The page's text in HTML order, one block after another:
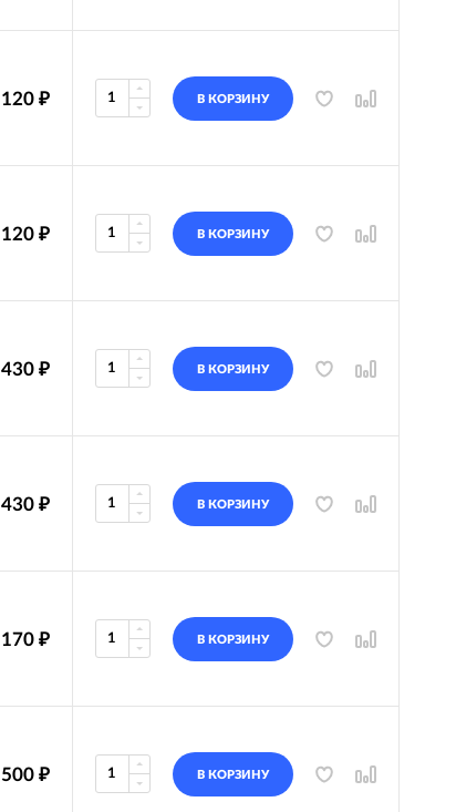
120 ₽ В КОРЗИНУ
120 ₽ В КОРЗИНУ
430 ₽ В КОРЗИНУ
430 ₽ В КОРЗИНУ
170 ₽ В КОРЗИНУ
500 ₽ В КОРЗИНУ